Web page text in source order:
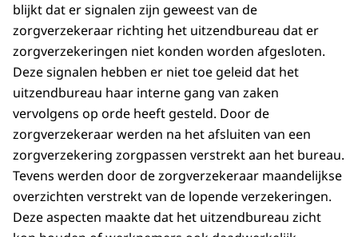
blijkt dat er signalen zijn geweest van de
zorgverzekeraar richting het uitzendbureau dat er
zorgverzekeringen niet konden worden afgesloten.
Deze signalen hebben er niet toe geleid dat het
uitzendbureau haar interne gang van zaken
vervolgens op orde heeft gesteld. Door de
zorgverzekeraar werden na het afsluiten van een
zorgverzekering zorgpassen verstrekt aan het bureau.
Tevens werden door de zorgverzekeraar maandelijkse
overzichten verstrekt van de lopende verzekeringen.
Deze aspecten maakte dat het uitzendbureau zicht